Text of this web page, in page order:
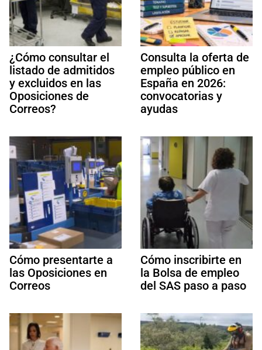
¿Cómo consultar el
listado de admitidos
y excluidos en las
Oposiciones de
Correos?
Consulta la oferta de
empleo público en
España en 2026:
convocatorias y
ayudas
Cómo presentarte a
las Oposiciones en
Correos
Cómo inscribirte en
la Bolsa de empleo
del SAS paso a paso